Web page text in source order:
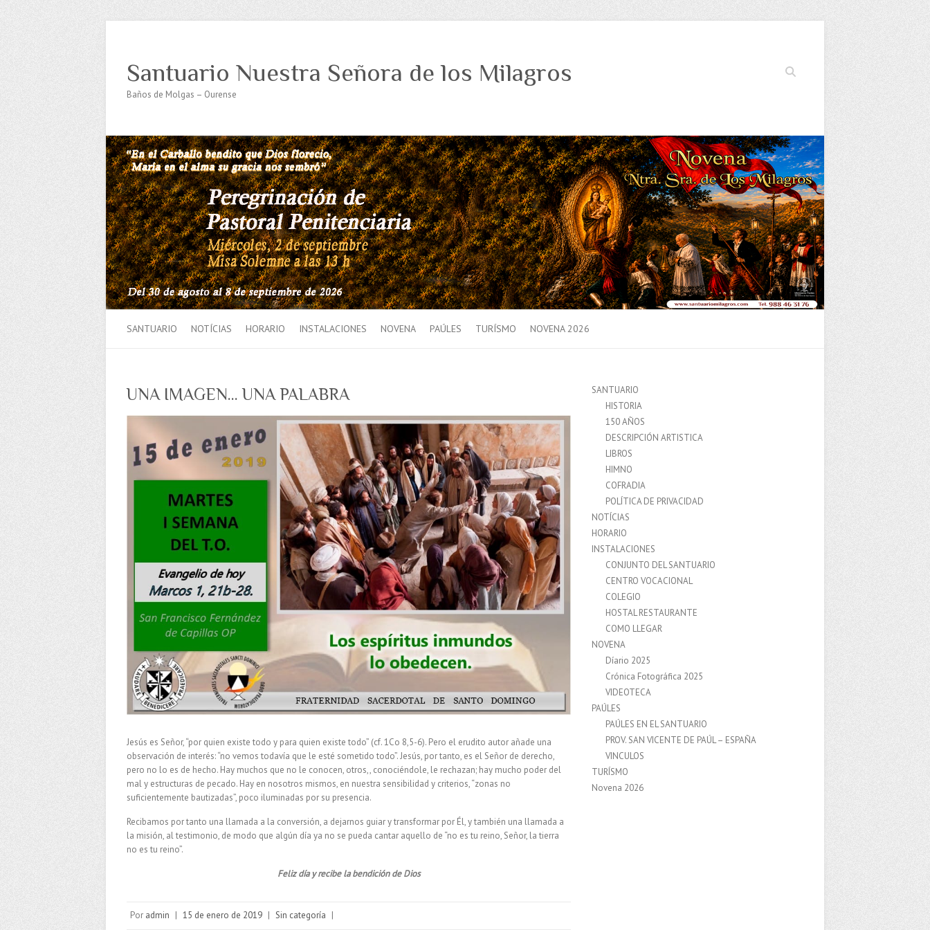
Buscar
Santuario Nuestra Señora de los Milagros
Baños de Molgas – Ourense
SANTUARIO NOTÍCIAS HORARIO INSTALACIONES NOVENA PAÚLES TURÍSMO NOVENA 2026
UNA IMAGEN… UNA PALABRA
Jesús es Señor, “por quien existe todo y para quien existe todo” (cf. 1Co 8,5-6). Pero el erudito autor añade una
observación de interés: “no vemos todavía que le esté sometido todo”. Jesús, por tanto, es el Señor de derecho,
pero no lo es de hecho. Hay muchos que no le conocen, otros,, conociéndole, le rechazan; hay mucho poder del
mal y estructuras de pecado. Hay en nosotros mismos, en nuestra sensibilidad y criterios, “zonas no
suficientemente bautizadas”, poco iluminadas por su presencia.
Recibamos por tanto una llamada a la conversión, a dejarnos guiar y transformar por Él, y también una llamada a
la misión, al testimonio, de modo que algún día ya no se pueda cantar aquello de “no es tu reino, Señor, la tierra
no es tu reino”.
Feliz día y recibe la bendición de Dios
Por admin | 15 de enero de 2019 | Sin categoría |
SANTUARIO
HISTORIA
150 AÑOS
DESCRIPCIÓN ARTISTICA
LIBROS
HIMNO
COFRADIA
POLÍTICA DE PRIVACIDAD
NOTÍCIAS
HORARIO
INSTALACIONES
CONJUNTO DEL SANTUARIO
CENTRO VOCACIONAL
COLEGIO
HOSTAL RESTAURANTE
COMO LLEGAR
NOVENA
Díario 2025
Crónica Fotográfica 2025
VIDEOTECA
PAÚLES
PAÚLES EN EL SANTUARIO
PROV. SAN VICENTE DE PAÚL – ESPAÑA
VINCULOS
TURÍSMO
Novena 2026